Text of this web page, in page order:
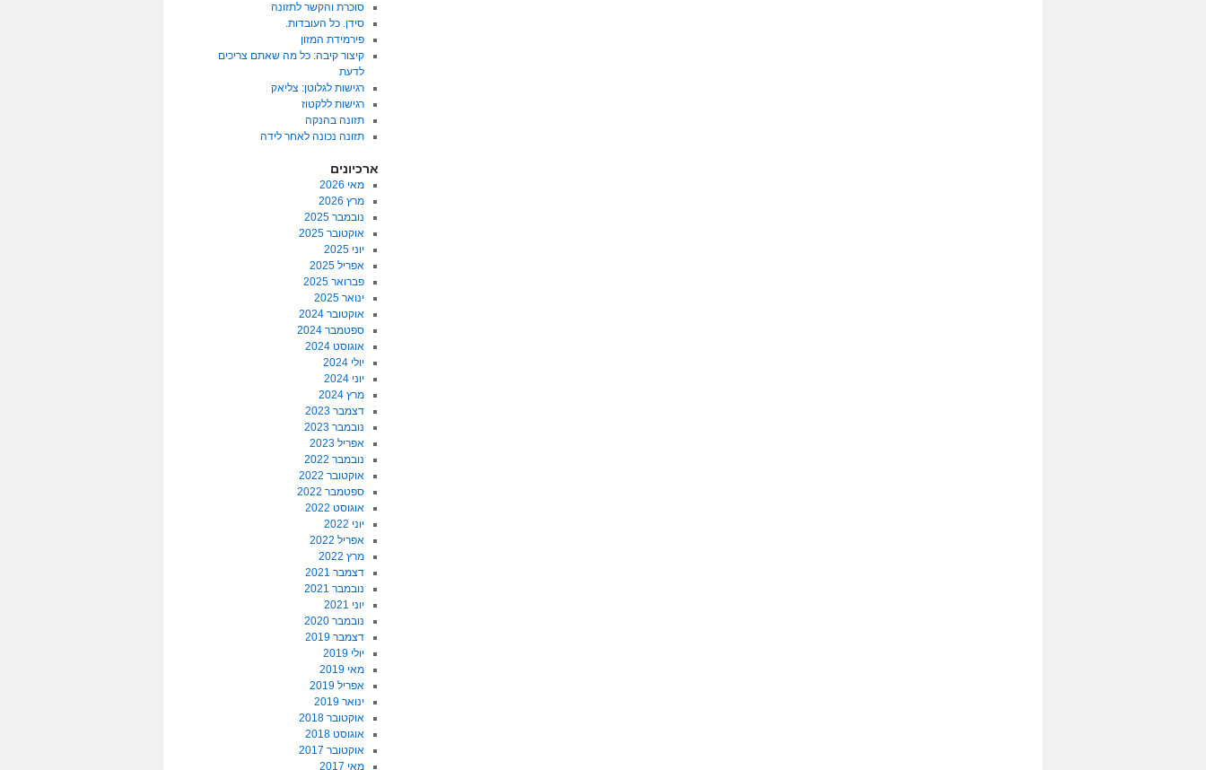
סוכרת והקשר לתזונה
סידן. כל העובדות.
פירמידת המזון
קיצור קיבה: כל מה שאתם צריכים
לדעת
רגישות לגלוטן: צליאק
רגישות ללקטוז
תזונה בהנקה
תזונה נכונה לאחר לידה
ארכיונים
מאי 2026
מרץ 2026
נובמבר 2025
אוקטובר 2025
יוני 2025
אפריל 2025
פברואר 2025
ינואר 2025
אוקטובר 2024
ספטמבר 2024
אוגוסט 2024
יולי 2024
יוני 2024
מרץ 2024
דצמבר 2023
נובמבר 2023
אפריל 2023
נובמבר 2022
אוקטובר 2022
ספטמבר 2022
אוגוסט 2022
יוני 2022
אפריל 2022
מרץ 2022
דצמבר 2021
נובמבר 2021
יוני 2021
נובמבר 2020
דצמבר 2019
יולי 2019
מאי 2019
אפריל 2019
ינואר 2019
אוקטובר 2018
אוגוסט 2018
אוקטובר 2017
מאי 2017